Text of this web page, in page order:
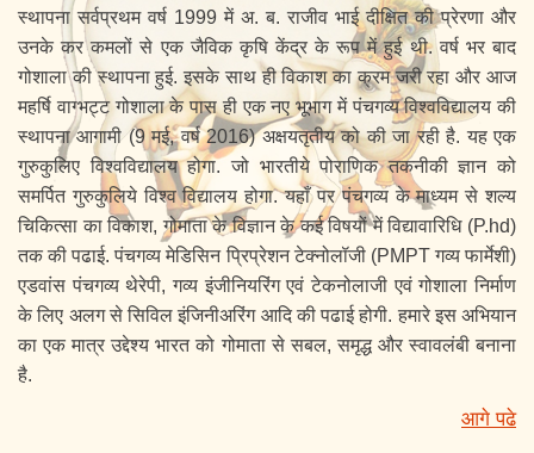
स्थापना सर्वप्रथम वर्ष 1999 में अ. ब. राजीव भाई दीक्षित की प्रेरणा और
उनके कर कमलों से एक जैविक कृषि केंद्र के रूप में हुई थी. वर्ष भर बाद
गोशाला की स्थापना हुई. इसके साथ ही विकाश का क्रम जरी रहा और आज
महर्षि वाग्भट्ट गोशाला के पास ही एक नए भूभाग में पंचगव्य विश्वविद्यालय की
स्थापना आगामी (9 मई, वर्ष 2016) अक्षयतृतीय को की जा रही है. यह एक
गुरुकुलिए विश्वविद्यालय होगा. जो भारतीये पोराणिक तकनीकी ज्ञान को
समर्पित गुरुकुलिये विश्व विद्यालय होगा. यहाँ पर पंचगव्य के माध्यम से शल्य
चिकित्सा का विकाश, गोमाता के विज्ञान के कई विषयों में विद्यावारिधि (P.hd)
तक की पढाई. पंचगव्य मेडिसिन प्रिप्रेशन टेक्नोलॉजी (PMPT गव्य फार्मेशी)
एडवांस पंचगव्य थेरेपी, गव्य इंजीनियरिंग एवं टेकनोलाजी एवं गोशाला निर्माण
के लिए अलग से सिविल इंजिनीअरिंग आदि की पढाई होगी. हमारे इस अभियान
का एक मात्र उद्देश्य भारत को गोमाता से सबल, समृद्ध और स्वावलंबी बनाना
है.
आगे पढे